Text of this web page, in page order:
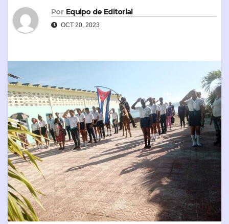
Por Equipo de Editorial
OCT 20, 2023